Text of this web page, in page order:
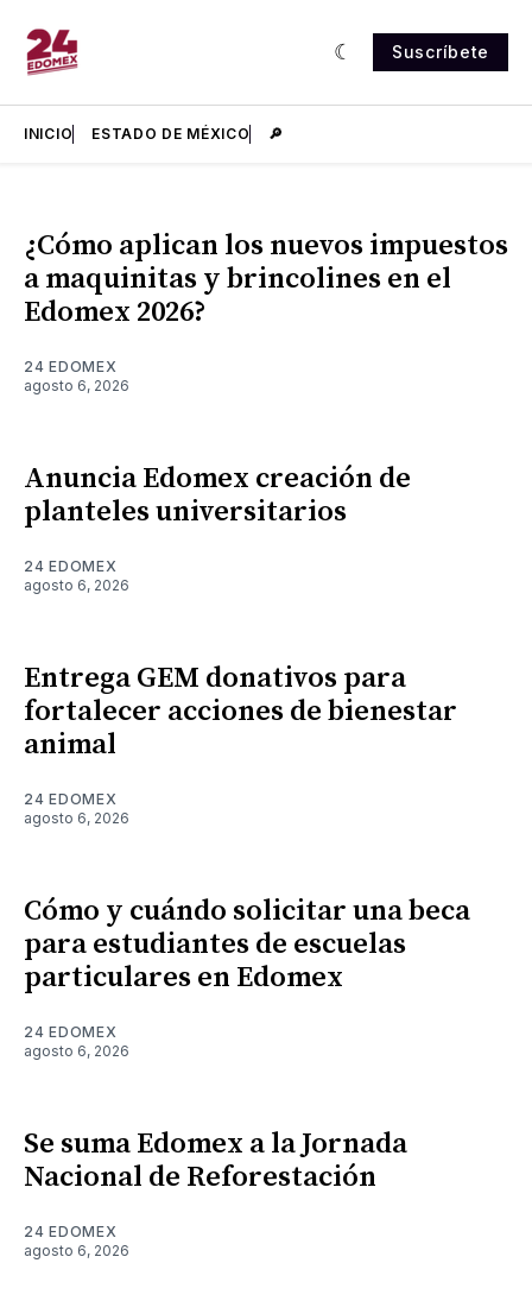
Suscríbete
INICIO ESTADO DE MÉXICO 🔎
¿Cómo aplican los nuevos impuestos
a maquinitas y brincolines en el
Edomex 2026?
24 EDOMEX
agosto 6, 2026
Anuncia Edomex creación de
planteles universitarios
24 EDOMEX
agosto 6, 2026
Entrega GEM donativos para
fortalecer acciones de bienestar
animal
24 EDOMEX
agosto 6, 2026
Cómo y cuándo solicitar una beca
para estudiantes de escuelas
particulares en Edomex
24 EDOMEX
agosto 6, 2026
Se suma Edomex a la Jornada
Nacional de Reforestación
24 EDOMEX
agosto 6, 2026